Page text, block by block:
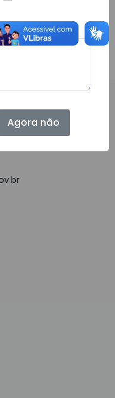
Agora não